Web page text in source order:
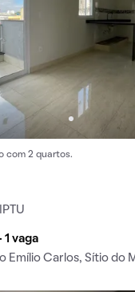
com 2 quartos.
1 vaga
Emílio Carlos, Sítio do